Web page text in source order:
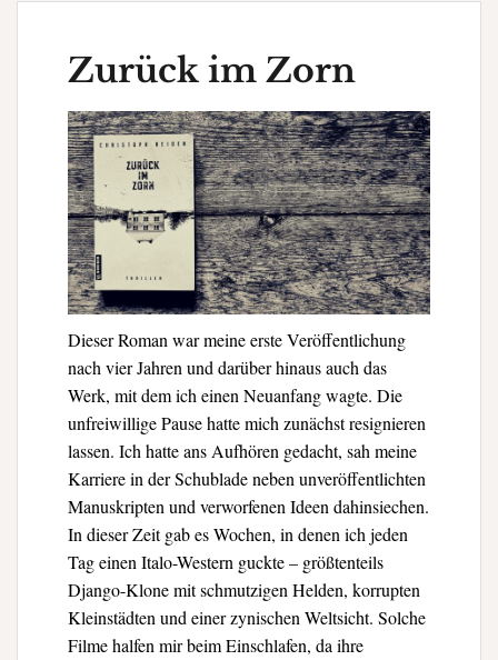
Zurück im Zorn
Dieser Roman war meine erste Veröffentlichung
nach vier Jahren und darüber hinaus auch das
Werk, mit dem ich einen Neuanfang wagte. Die
unfreiwillige Pause hatte mich zunächst resignieren
lassen. Ich hatte ans Aufhören gedacht, sah meine
Karriere in der Schublade neben unveröffentlichten
Manuskripten und verworfenen Ideen dahinsiechen.
In dieser Zeit gab es Wochen, in denen ich jeden
Tag einen Italo-Western guckte – größtenteils
Django-Klone mit schmutzigen Helden, korrupten
Kleinstädten und einer zynischen Weltsicht. Solche
Filme halfen mir beim Einschlafen, da ihre